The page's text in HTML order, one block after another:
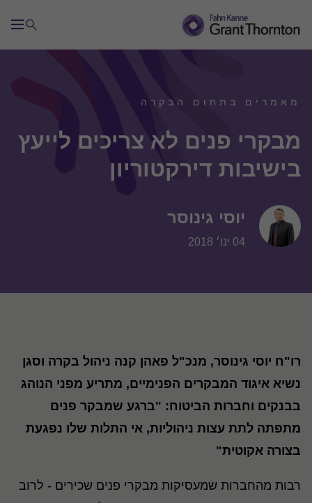
מאמרים בתחום הבקרה
מבקרי פנים לא צריכים לייעץ
בישיבות דירקטוריון
יוסי גינוסר
04 ינו׳ 2018
רו"ח יוסי גינוסר, מנכ"ל פאהן קנה ניהול בקרה וסגן
נשיא איגוד המבקרים הפנימיים, מתריע מפני הנוהג
בבנקים וחברות הביטוח: "ברגע שמבקר פנים
מתפתה לתת עצות ניהוליות, אי התלות שלו נפגעת
בצורה אקוטית"
רבות מהחברות שמעסיקות מבקרי פנים שכירים - לרוב